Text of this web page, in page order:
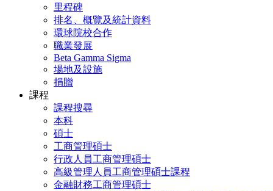
里程碑
排名、概覽及統計資料
環球院校合作
職業發展
Beta Gamma Sigma
場地及設施
捐贈
課程
課程搜尋
本科
碩士
工商管理碩士
行政人員工商管理碩士
高級管理人員工商管理碩士課程
金融財務工商管理碩士